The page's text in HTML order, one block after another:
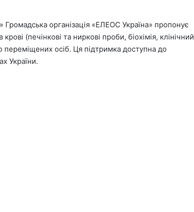
Громадська організація «ЕЛЕОС Україна» пропонує
(печінкові та ниркові проби, біохімія, клінічний
переміщених осіб. Ця підтримка доступна до
України.